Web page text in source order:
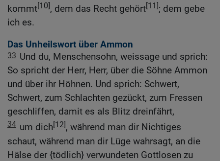
kommt[10], dem das Recht gehört[11]; dem gebe
ich es.
Das Unheilswort über Ammon
33 Und du, Menschensohn, weissage und sprich:
So spricht der Herr, Herr, über die Söhne Ammon
und über ihr Höhnen. Und sprich: Schwert,
Schwert, zum Schlachten gezückt, zum Fressen
geschliffen, damit es als Blitz dreinfährt,
34 um dich[12], während man dir Nichtiges
schaut, während man dir Lüge wahrsagt, an die
Hälse der {tödlich} verwundeten Gottlosen zu